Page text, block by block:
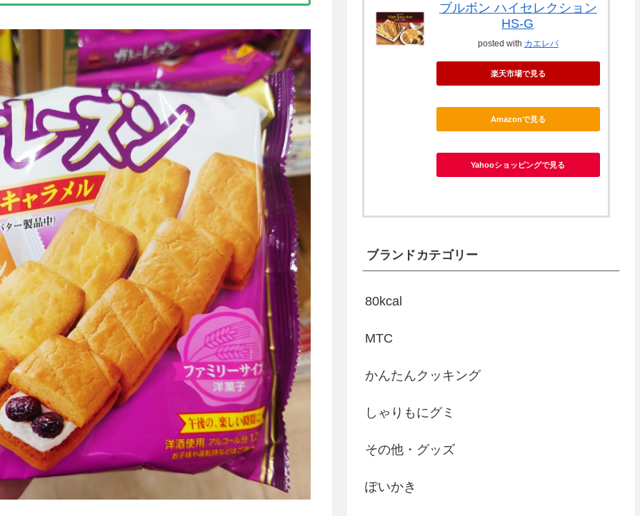
ブルボン ハイセレクション
HS-G
posted with カエレバ
楽天市場で見る
Amazonで見る
Yahooショッピングで見る
ブランドカテゴリー
80kcal
MTC
かんたんクッキング
しゃりもにグミ
その他・グッズ
ぽいかき